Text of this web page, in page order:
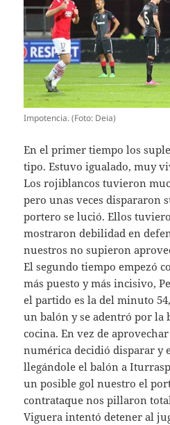
Impotencia. (Foto: Deia)
En el primer tiempo los
tipo. Estuvo igualado, muy
Los rojiblancos tuvieron
pero unas veces dispararon
portero se lució. Ellos
mostraron debilidad en
nuestros no supieron
El segundo tiempo empezó
más puesto y más incisivo,
el partido es la del minuto
un balón y se adentró por la
cocina. En vez de
numérica decidió disparar y
llegándole el balón a
un posible gol nuestro el
contrataque nos pillaron
Viguera intentó detener al